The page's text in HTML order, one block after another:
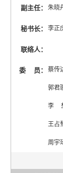
副主任： 朱
秘书长： 李正
联络人：
委 员 ： 蔡
郭君
李
王
周宇